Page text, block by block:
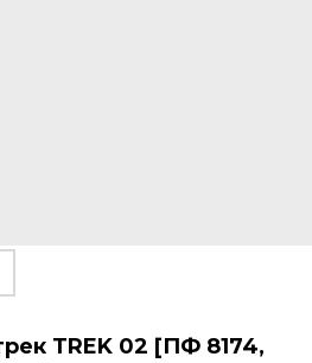
TREK 02 [ПФ 8174,